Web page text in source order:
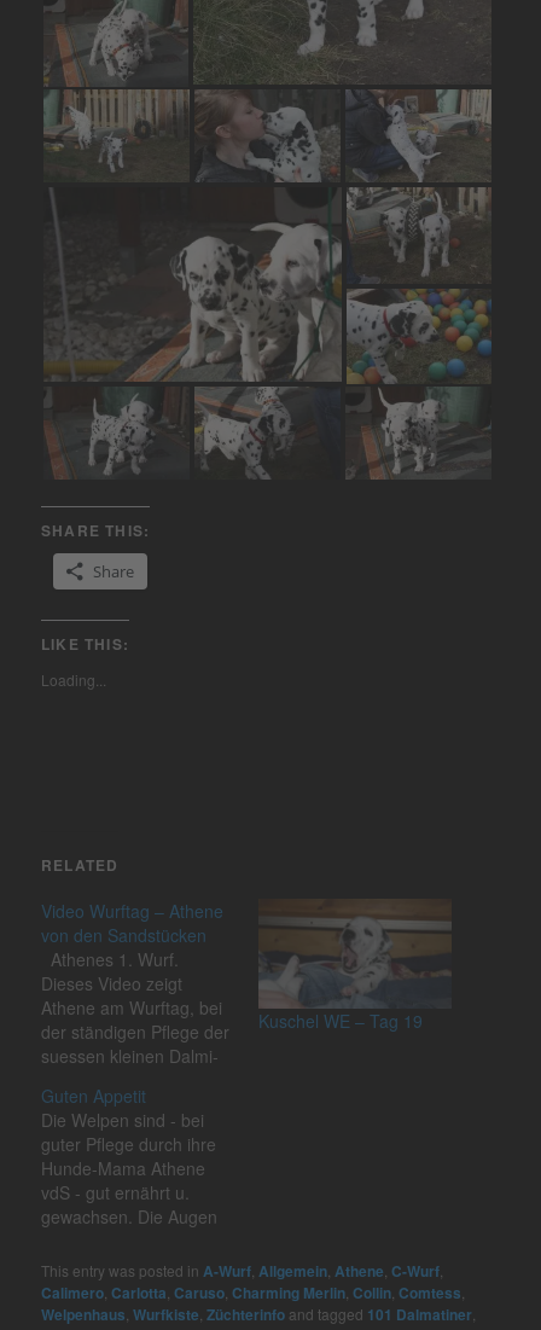
SHARE THIS:
Share
LIKE THIS:
Loading...
RELATED
Video Wurftag – Athene
von den Sandstücken
Athenes 1. Wurf.
Dieses Video zeigt
Athene am Wurftag, bei
der ständigen Pflege der
suessen kleinen Dalmi-
Wurfgeschehen.
Kuschel WE – Tag 19
Guten Appetit
Die Welpen sind - bei
guter Pflege durch ihre
Hunde-Mama Athene
vdS - gut ernährt u.
gewachsen. Die Augen
sind da und die
Fleckenzwerge fangen
an zu laufen. Jetzt wird
This entry was posted in A-Wurf Allgemein Athene ,C-Wurf
Calimero ,Carlotta ,Caruso ,Charming Merlin ,Collin ,Comtess
Welpenhaus ,Wurfkiste ,Züchterinfo and tagged 101 Dalmatiner